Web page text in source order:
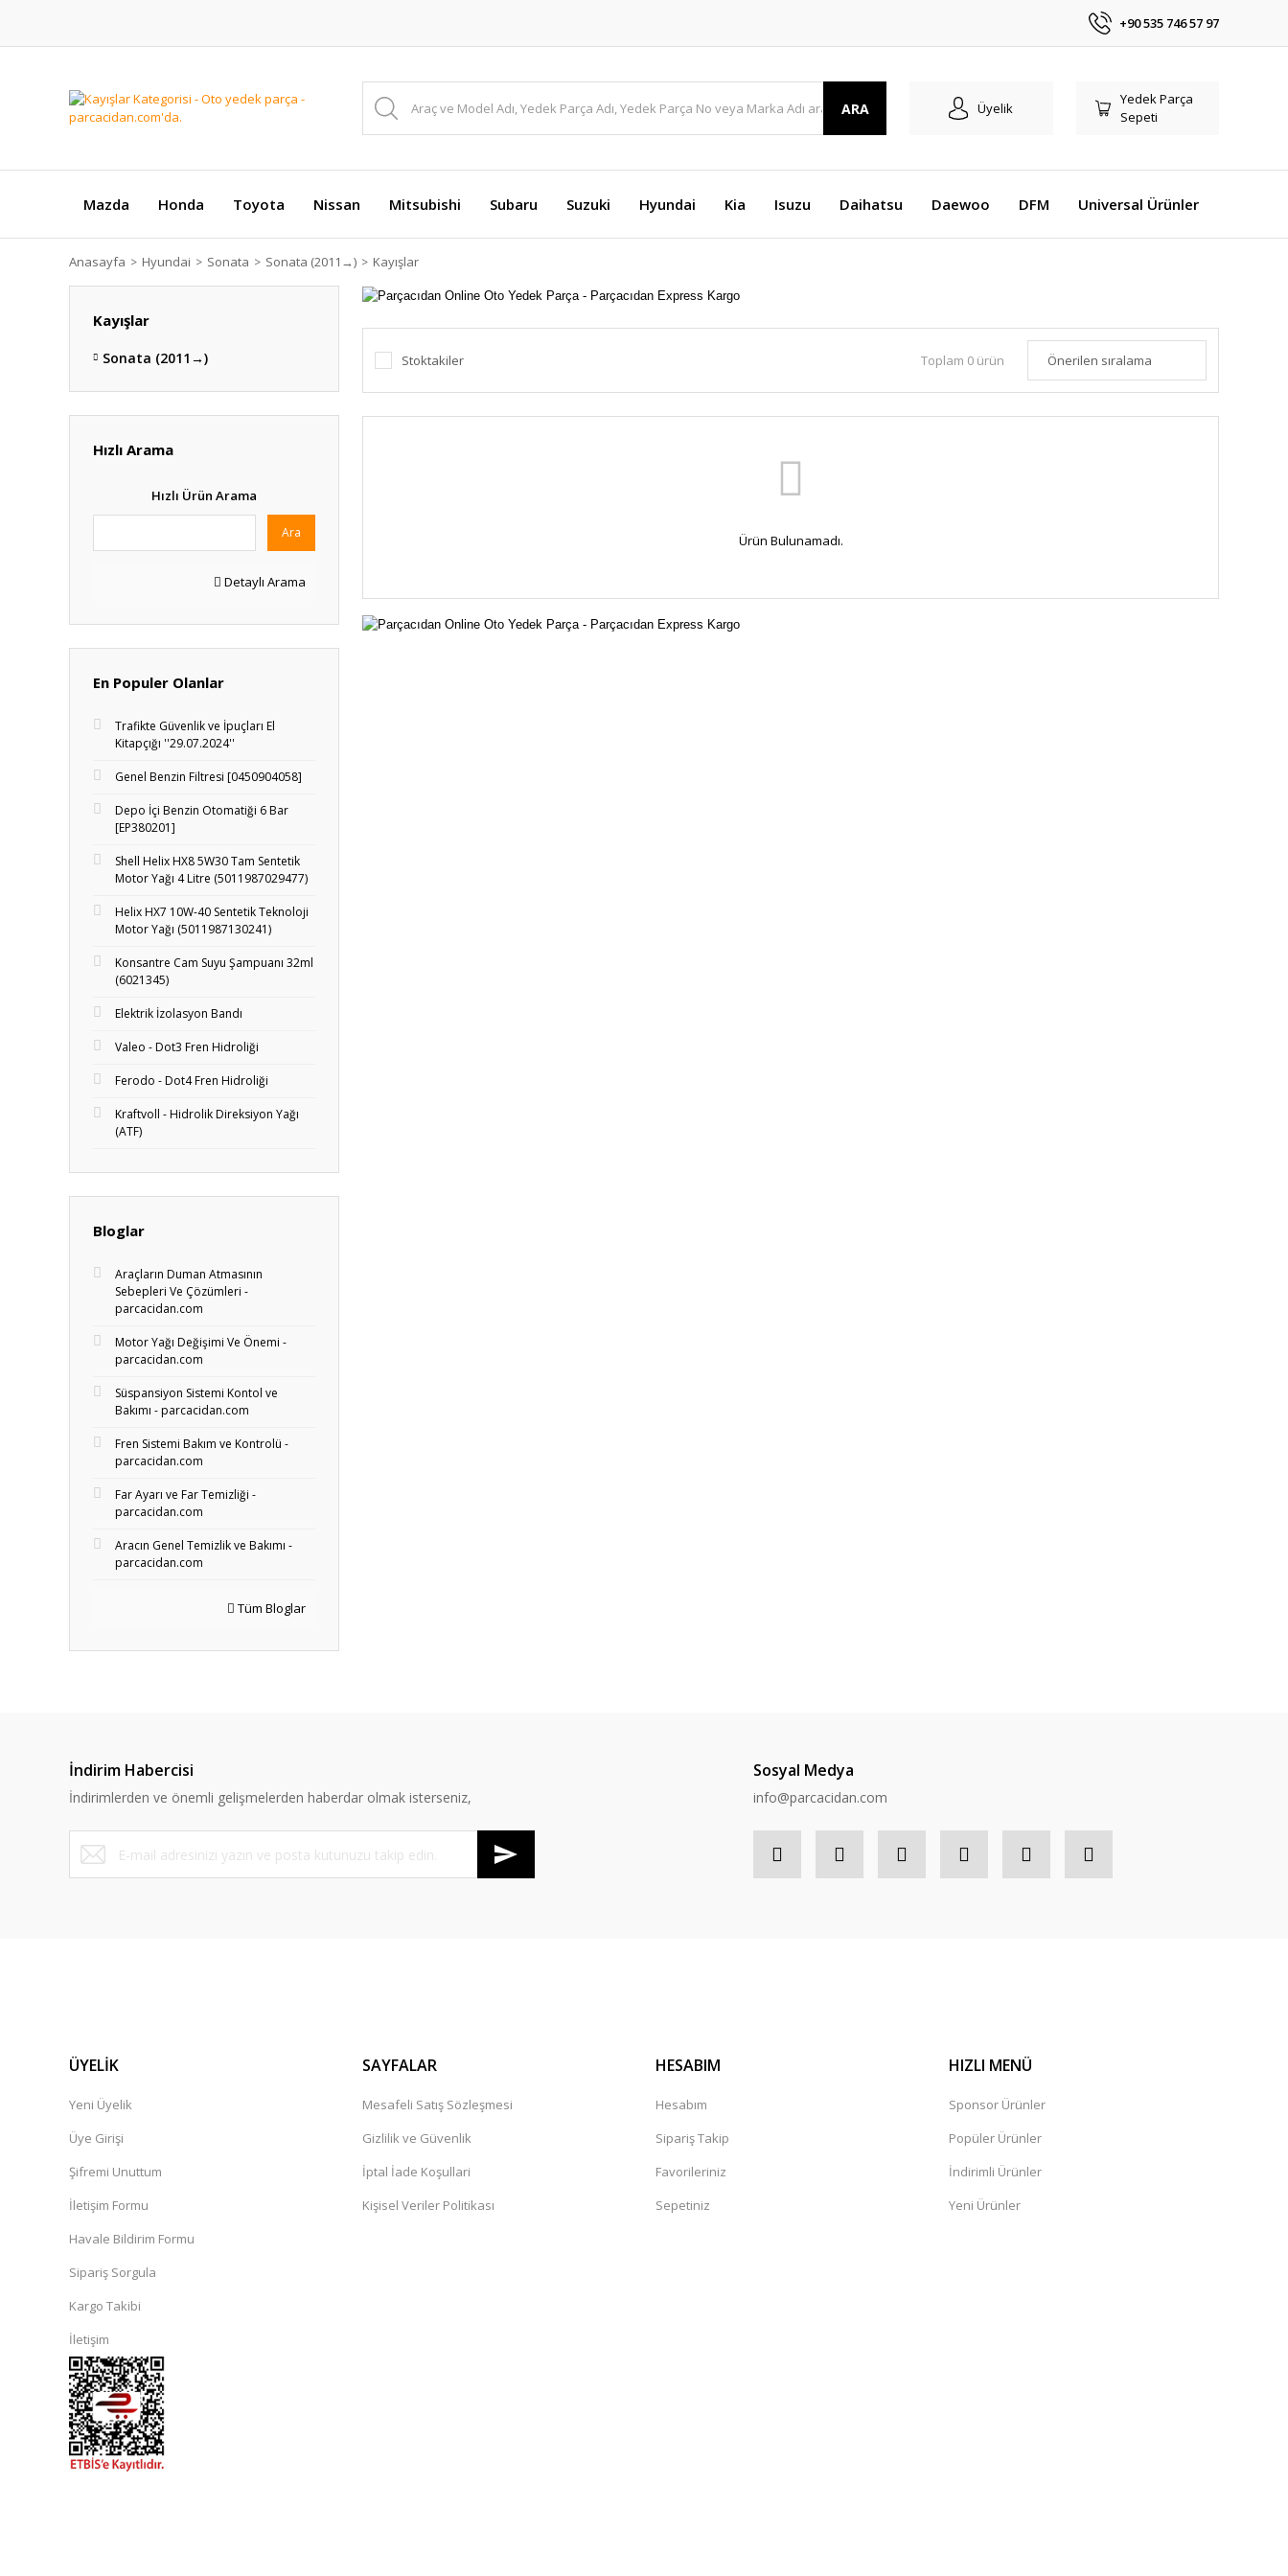
+90 535 746 57 97
ARA Üyelik
Yedek Parça
Sepeti
Mazda Honda Toyota Nissan Mitsubishi Subaru Suzuki Hyundai Kia Isuzu Daihatsu Daewoo DFM Universal Ürünler
Anasayfa Hyundai Sonata Sonata (2011→) Kayışlar
Kayışlar
Sonata (2011→)
Hızlı Arama
Hızlı Ürün Arama
Ara
Detaylı Arama
En Populer Olanlar
Trafikte Güvenlik ve İpuçları El
Kitapçığı ''29.07.2024''
Genel Benzin Filtresi [0450904058]
Depo İçi Benzin Otomatiği 6 Bar
[EP380201]
Shell Helix HX8 5W30 Tam Sentetik
Motor Yağı 4 Litre (5011987029477)
Helix HX7 10W-40 Sentetik Teknoloji
Motor Yağı (5011987130241)
Konsantre Cam Suyu Şampuanı 32ml
(6021345)
Elektrik İzolasyon Bandı
Valeo - Dot3 Fren Hidroliği
Ferodo - Dot4 Fren Hidroliği
Kraftvoll - Hidrolik Direksiyon Yağı
(ATF)
Bloglar
Araçların Duman Atmasının
Sebepleri Ve Çözümleri -
parcacidan.com
Motor Yağı Değişimi Ve Önemi -
parcacidan.com
Süspansiyon Sistemi Kontol ve
Bakımı - parcacidan.com
Fren Sistemi Bakım ve Kontrolü -
parcacidan.com
Far Ayarı ve Far Temizliği -
parcacidan.com
Aracın Genel Temizlik ve Bakımı -
parcacidan.com
Tüm Bloglar
Stoktakiler Toplam 0 ürün
Ürün Bulunamadı.
İndirim Habercisi
İndirimlerden ve önemli gelişmelerden haberdar olmak isterseniz,
Sosyal Medya
info@parcacidan.com
ÜYELİK
Yeni Üyelik
Üye Girişi
Şifremi Unuttum
İletişim Formu
Havale Bildirim Formu
Sipariş Sorgula
Kargo Takibi
İletişim
SAYFALAR
Mesafeli Satış Sözleşmesi
Gizlilik ve Güvenlik
İptal İade Koşullari
Kişisel Veriler Politikası
HESABIM
Hesabım
Sipariş Takip
Favorileriniz
Sepetiniz
HIZLI MENÜ
Sponsor Ürünler
Popüler Ürünler
İndirimli Ürünler
Yeni Ürünler